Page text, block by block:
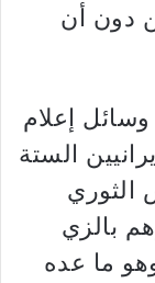
دون أن
إعلام
الستة
الثوري
بالزي
ما عده